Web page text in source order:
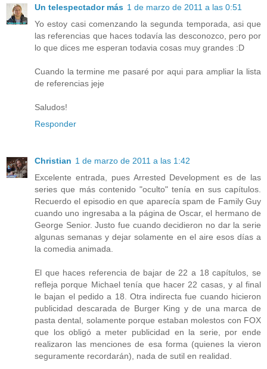
Un telespectador más 1 de marzo de 2011 a las 0:51
Yo estoy casi comenzando la segunda temporada, asi que
las referencias que haces todavía las desconozco, pero por
lo que dices me esperan todavia cosas muy grandes :D
Cuando la termine me pasaré por aqui para ampliar la lista
de referencias jeje
Saludos!
Responder
Christian 1 de marzo de 2011 a las 1:42
Excelente entrada, pues Arrested Development es de las
series que más contenido "oculto" tenía en sus capítulos.
Recuerdo el episodio en que aparecía spam de Family Guy
cuando uno ingresaba a la página de Oscar, el hermano de
George Senior. Justo fue cuando decidieron no dar la serie
algunas semanas y dejar solamente en el aire esos días a
la comedia animada.
El que haces referencia de bajar de 22 a 18 capítulos, se
refleja porque Michael tenía que hacer 22 casas, y al final
le bajan el pedido a 18. Otra indirecta fue cuando hicieron
publicidad descarada de Burger King y de una marca de
pasta dental, solamente porque estaban molestos con FOX
que los obligó a meter publicidad en la serie, por ende
realizaron las menciones de esa forma (quienes la vieron
seguramente recordarán), nada de sutil en realidad.